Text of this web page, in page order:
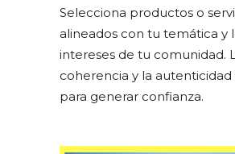
Selecciona productos o
alineados con tu temática y
intereses de tu comunidad.
coherencia y la autenticidad
para generar confianza.